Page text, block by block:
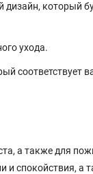
который
ухода.
соответствует
а также для
спокойствия, а